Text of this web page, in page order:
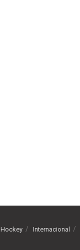
Hockey Internacional